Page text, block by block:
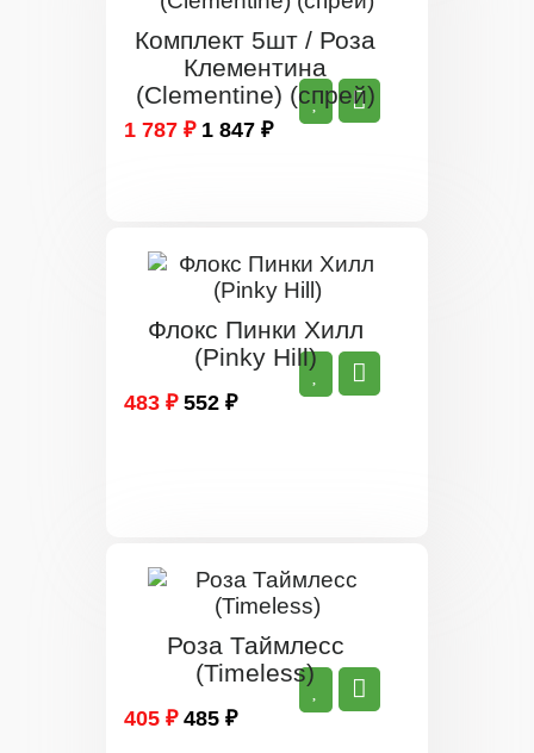
Комплект 5шт / Роза
Клементина
(Clementine) (спрей)
1 787 ₽ 1 847 ₽
Флокс Пинки Хилл
(Pinky Hill)
483 ₽ 552 ₽
Роза Таймлесс
(Timeless)
405 ₽ 485 ₽